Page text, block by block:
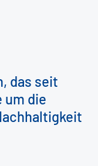
das seit
um die